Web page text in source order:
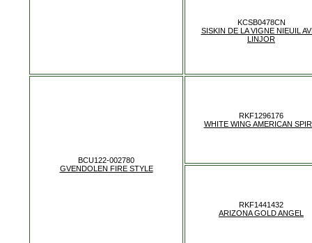
KCSB0478CN
SISKIN DE LA VIGNE NIEUIL
LINJOR
BCU122-002780
GVENDOLEN FIRE STYLE
RKF1296176
WHITE WING AMERICAN
RKF1441432
ARIZONA GOLD ANGEL